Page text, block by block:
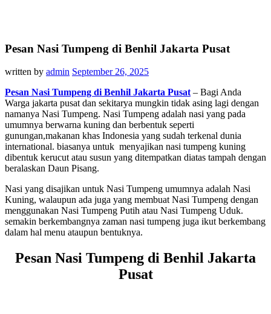
Pesan Nasi Tumpeng di Benhil Jakarta Pusat
written by admin September 26, 2025
Pesan Nasi Tumpeng di Benhil Jakarta Pusat– Bagi Anda
Warga jakarta pusat dan sekitarya mungkin tidak asing lagi dengan
namanya Nasi Tumpeng. Nasi Tumpeng adalah nasi yang pada
umumnya berwarna kuning dan berbentuk seperti
gunungan,makanan khas Indonesia yang sudah terkenal dunia
international. biasanya untuk menyajikan nasi tumpeng kuning
dibentuk kerucut atau susun yang ditempatkan diatas tampah dengan
beralaskan Daun Pisang.
Nasi yang disajikan untuk Nasi Tumpeng umumnya adalah Nasi
Kuning, walaupun ada juga yang membuat Nasi Tumpeng dengan
menggunakan Nasi Tumpeng Putih atau Nasi Tumpeng Uduk.
semakin berkembangnya zaman nasi tumpeng juga ikut berkembang
dalam hal menu ataupun bentuknya.
Pesan Nasi Tumpeng di Benhil Jakarta
Pusat